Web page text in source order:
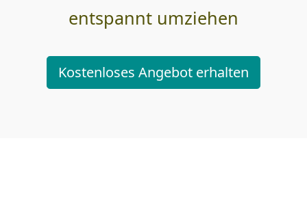
entspannt umziehen
Kostenloses Angebot erhalten